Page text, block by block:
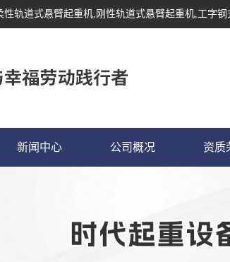
性轨道式悬臂起重机,刚性轨道式悬臂起重机,工字
新闻中心 公司概况 资质